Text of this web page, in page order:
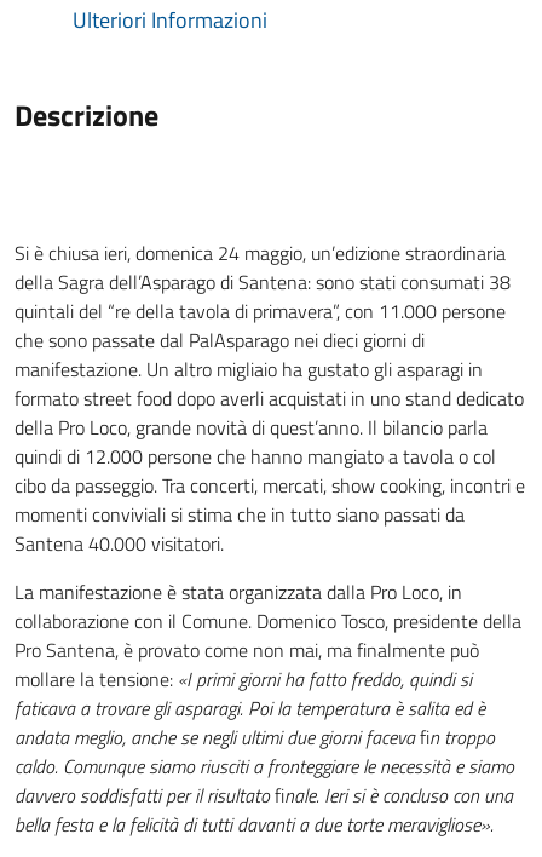
Ulteriori Informazioni
Descrizione
Si è chiusa ieri, domenica 24 maggio, un’edizione straordinaria
della Sagra dell’Asparago di Santena: sono stati consumati 38
quintali del “re della tavola di primavera”, con 11.000 persone
che sono passate dal PalAsparago nei dieci giorni di
manifestazione. Un altro migliaio ha gustato gli asparagi in
formato street food dopo averli acquistati in uno stand dedicato
della Pro Loco, grande novità di quest’anno. Il bilancio parla
quindi di 12.000 persone che hanno mangiato a tavola o col
cibo da passeggio. Tra concerti, mercati, show cooking, incontri e
momenti conviviali si stima che in tutto siano passati da
Santena 40.000 visitatori.
La manifestazione è stata organizzata dalla Pro Loco, in
collaborazione con il Comune. Domenico Tosco, presidente della
Pro Santena, è provato come non mai, ma finalmente può
mollare la tensione: «I primi giorni ha fatto freddo, quindisi
faticava a trovare gli asparagi. Poi la temperatura è salita ed è
andata meglio, anche se negli ultimi due giorni facevafin troppo
caldo. Comunque siamo riusciti a fronteggiare le necessità e siamo
davvero soddisfatti per il risultatofinale. Ieri si è concluso con una
bella festa e la felicità di tutti davanti a due torte meravigliose».